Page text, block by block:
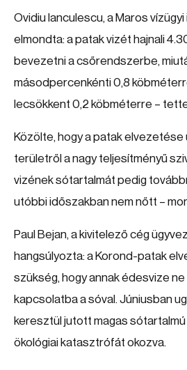
Ovidiu Ianculescu, a Maros
elmondta: a patak vizét hajnali
bevezetni a csőrendszerbe,
másodpercenkénti 0,8
lecsökkent 0,2 köbméterre –
Közölte, hogy a patak elvezetése
területről a nagy teljesítményű
vizének sótartalmát pedig
utóbbi időszakban nem nőtt –
Paul Bejan, a kivitelező cég
hangsúlyozta: a Korond-patak
szükség, hogy annak édesvize
kapcsolatba a sóval. Júniusban
keresztül jutott magas sótartalmú
ökológiai katasztrófát okozva.